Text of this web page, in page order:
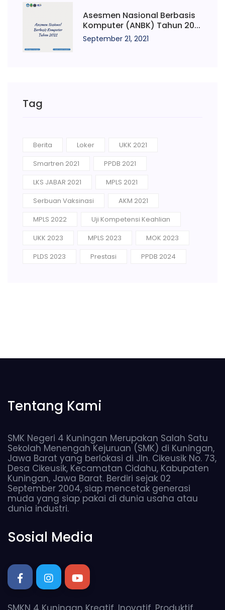
Asesmen Nasional Berbasis
Komputer (ANBK) Tahun 20...
September 21, 2021
Tag
Berita Loker
UKK 2021
Smartren 2021
PPDB 2021
LKS JABAR 2021
MPLS 2021
Serbuan Vaksinasi
AKM 2021
MPLS 2022
Uji Kompetensi Keahlian
UKK 2023
MPLS 2023
MOK 2023
PLDS 2023
Prestasi PPDB 2024
Tentang Kami
SMK Negeri 4 Kuningan Merupakan Salah Satu
Sekolah Menengah Kejuruan (SMK) di Kuningan,
Jawa Barat yang berlokasi di Jln. Cikeusik No. 73,
Desa Cikeusik, Kecamatan Cidahu, Kabupaten
Kuningan, Jawa Barat. Berdiri sejak 02
September 2004, siap mencetak generasi
muda yang siap pakai di dunia usaha atau
dunia industri.
Sosial Media